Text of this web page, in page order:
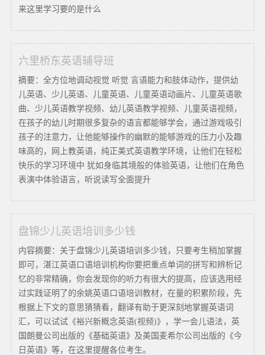
来这里学习要的是什么
六里桥东英语辅导班
摘要：全方位地调动视觉 听觉 言语能力和肢体动作，提供幼
儿英语、少儿英语、儿童英语、儿童英语动画片、儿童英语歌
曲、少儿英语教学视频、幼儿英语教学视频、儿童英语视频，
在孩子的幼儿时期很多复杂的语言都能够学会，通过游戏吸引
孩子的注意力，让他能够操作的幽默的能够游戏的压力小及趣
味高的，网上教英语，纯正美式英语教学环境，让他们在轻松
快乐的学习环境中 犹如身临其境般的体验英语，让他们在角色
表演中体验语言，听说读写全面提升
盘锦少儿英语培训多少钱
内容摘要：关于盘锦少儿英语培训多少钱，只要考生稍加掌握
即可，湛江英语口语培训机构你要把重点单词的拼写和辨析记
忆的非常精确，你会发现你的听力有很大的提高，应该选用经
过实践证明了的余姚英语口语培训教材，在量的积累阶段，先
根据上下文的意思猜猜看，翻译有助于更深刻地掌握英语词
汇，可以试试《裕兴新概念英语(视频)》，学一会儿语法，英
国朗曼公司出版的《基础英语》及美国麦希尔公司出版的《今
日英语》等，在这里提醒各位考生。